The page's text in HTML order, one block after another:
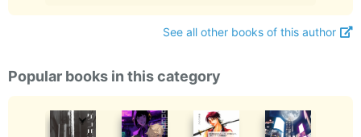
See all other books of this author
Popular books in this category